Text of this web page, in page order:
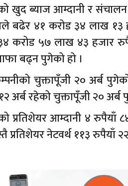
खुद ब्याज आम्दानी र
बढेर ४१ करोड ३४ लाख
करोड ५७ लाख ४३ हजार
बढ्न पुगेको हो ।
चुक्तापूँजी २० अर्ब
अर्ब रहेको चुक्तापूँजी २० अर्ब
प्रतिशेयर आम्दानी ४
नेटवर्थ ११३ रुपैयाँ